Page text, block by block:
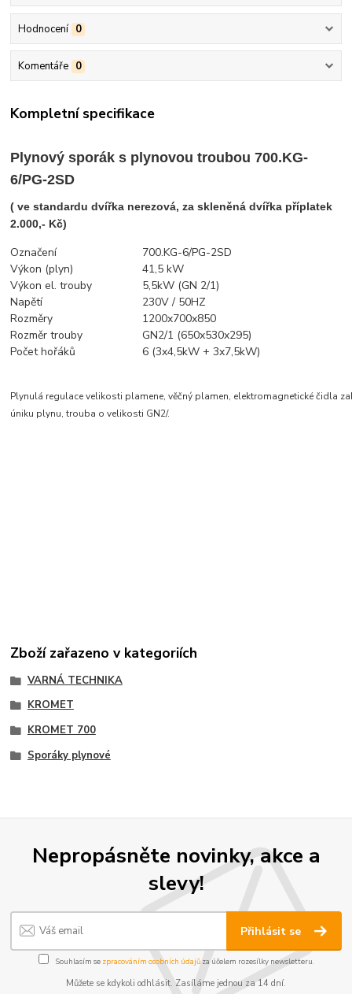
Hodnocení 0
Komentáře 0
Kompletní specifikace
Plynový sporák s plynovou troubou 700.KG-
6/PG-2SD
( ve standardu dvířka nerezová, za skleněná dvířka příplatek
2.000,- Kč)
Označení
700.KG-6/PG-2SD
Výkon (plyn)
41,5 kW
Výkon el. trouby
5,5kW (GN 2/1)
Napětí
230V / 50HZ
Rozměry
1200x700x850
Rozměr trouby
GN2/1 (650x530x295)
Počet hořáků 6 (3x4,5kW + 3x7,5kW)
Plynulá regulace velikosti plamene, věčný plamen, elektromagnetické čidla
úniku plynu, trouba o velikosti GN2/.
Zboží zařazeno v kategoriích
VARNÁ TECHNIKA
KROMET
KROMET 700
Sporáky plynové
Nepropásněte novinky, akce a
slevy!
Přihlásit se
Souhlasím se zpracováním osobních údajůza účelem rozesílky newsletteru.
Můžete se kdykoli odhlásit. Zasíláme jednou za 14 dní.